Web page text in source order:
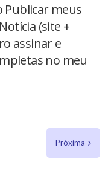
Publicar meus
(site +
assinar e
no meu
Próxima